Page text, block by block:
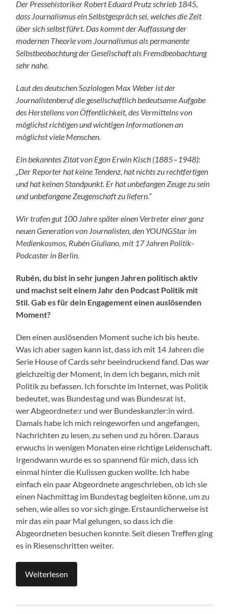
Der Pressehistoriker Robert Eduard Prutz schrieb 1845,
dass Journalismus ein Selbstgespräch sei, welches die Zeit
über sich selbst führt. Das kommt der Auffassung der
modernen Theorie vom Journalismus als permanente
Selbstbeobachtung der Gesellschaft als Fremdbeobachtung
sehr nahe.
Laut des deutschen Soziologen Max Weber ist der
Journalistenberuf die gesellschaftlich bedeutsame Aufgabe
des Herstellens von Öffentlichkeit, des Vermittelns von
möglichst richtigen und wichtigen Informationen an
möglichst viele Menschen.
Ein bekanntes Zitat von Egon Erwin Kisch (1885 – 1948):
„Der Reporter hat keine Tendenz, hat nichts zu rechtfertigen
und hat keinen Standpunkt. Er hat unbefangen Zeuge zu sein
und unbefangene Zeugenschaft zu liefern.“
Wir trafen gut 100 Jahre später einen Vertreter einer ganz
neuen Generation von Journalisten, den YOUNGStar im
Medienkosmos, Rubén Giuliano, mit 17 Jahren Politik-
Podcaster in Berlin.
Rubén, du bist in sehr jungen Jahren politisch aktiv
und machst seit einem Jahr den Podcast Politik mit
Stil. Gab es für dein Engagement einen auslösenden
Moment?
Den einen auslösenden Moment suche ich bis heute.
Was ich aber sagen kann ist, dass ich mit 14 Jahren die
Serie House of Cards sehr beeindruckend fand. Das war
gleichzeitig der Moment, in dem ich begann, mich mit
Politik zu befassen. Ich forschte im Internet, was Politik
bedeutet, was Bundestag und was Bundesrat ist,
wer Abgeordnete:r und wer Bundeskanzler:in wird.
Damals habe ich mich reingeworfen und angefangen,
Nachrichten zu lesen, zu sehen und zu hören. Daraus
erwuchs in wenigen Monaten eine richtige Leidenschaft.
Irgendwann wurde es so spannend für mich, dass ich
einmal hinter die Kulissen gucken wollte. Ich habe
einfach ein paar Abgeordnete angeschrieben, ob ich sie
einen Nachmittag im Bundestag begleiten könne, um zu
sehen, wie alles so vor sich ginge. Erstaunlicherweise ist
mir das ein paar Mal gelungen, so dass ich die
Abgeordneten besuchen konnte. Seit diesen Treffen ging
es in Riesenschritten weiter.
Weiterlesen